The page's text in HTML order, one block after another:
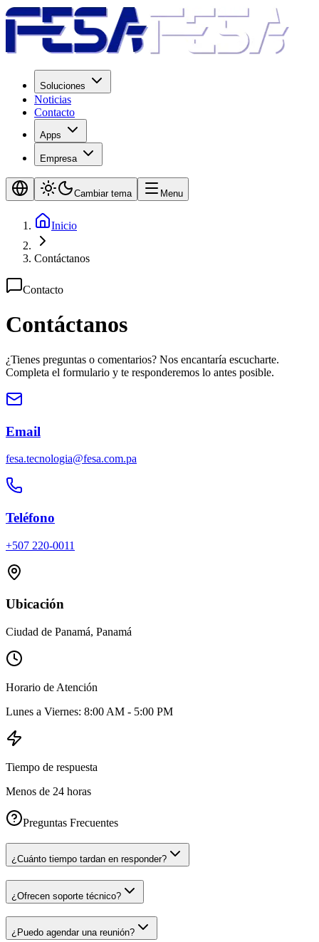
Soluciones
Noticias
Contacto
Apps
Empresa
Cambiar tema Menu
Inicio
Contáctanos
Contacto
Contáctanos
¿Tienes preguntas o comentarios? Nos encantaría escucharte.
Completa el formulario y te responderemos lo antes posible.
Email
fesa.tecnologia@fesa.com.pa
Teléfono
+507 220-0011
Ubicación
Ciudad de Panamá, Panamá
Horario de Atención
Lunes a Viernes: 8:00 AM - 5:00 PM
Tiempo de respuesta
Menos de 24 horas
Preguntas Frecuentes
¿Cuánto tiempo tardan en responder?
¿Ofrecen soporte técnico?
¿Puedo agendar una reunión?